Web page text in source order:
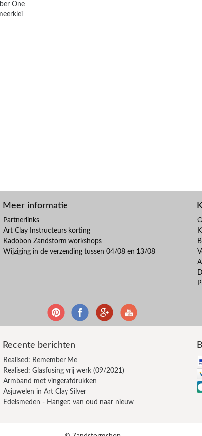
One
Meer informatie
Partnerlinks
Art Clay Instructeurs korting
Kadobon Zandstorm workshops
Wijziging in de verzending tussen 04/08 en 13/08
Recente berichten
Realised: Remember Me
Realised: Glasfusing vrij werk (09/2021)
Armband met vingerafdrukken
Asjuwelen in Art Clay Silver
Edelsmeden - Hanger: van oud naar nieuw